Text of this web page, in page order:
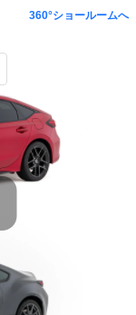
360°ショールームへ